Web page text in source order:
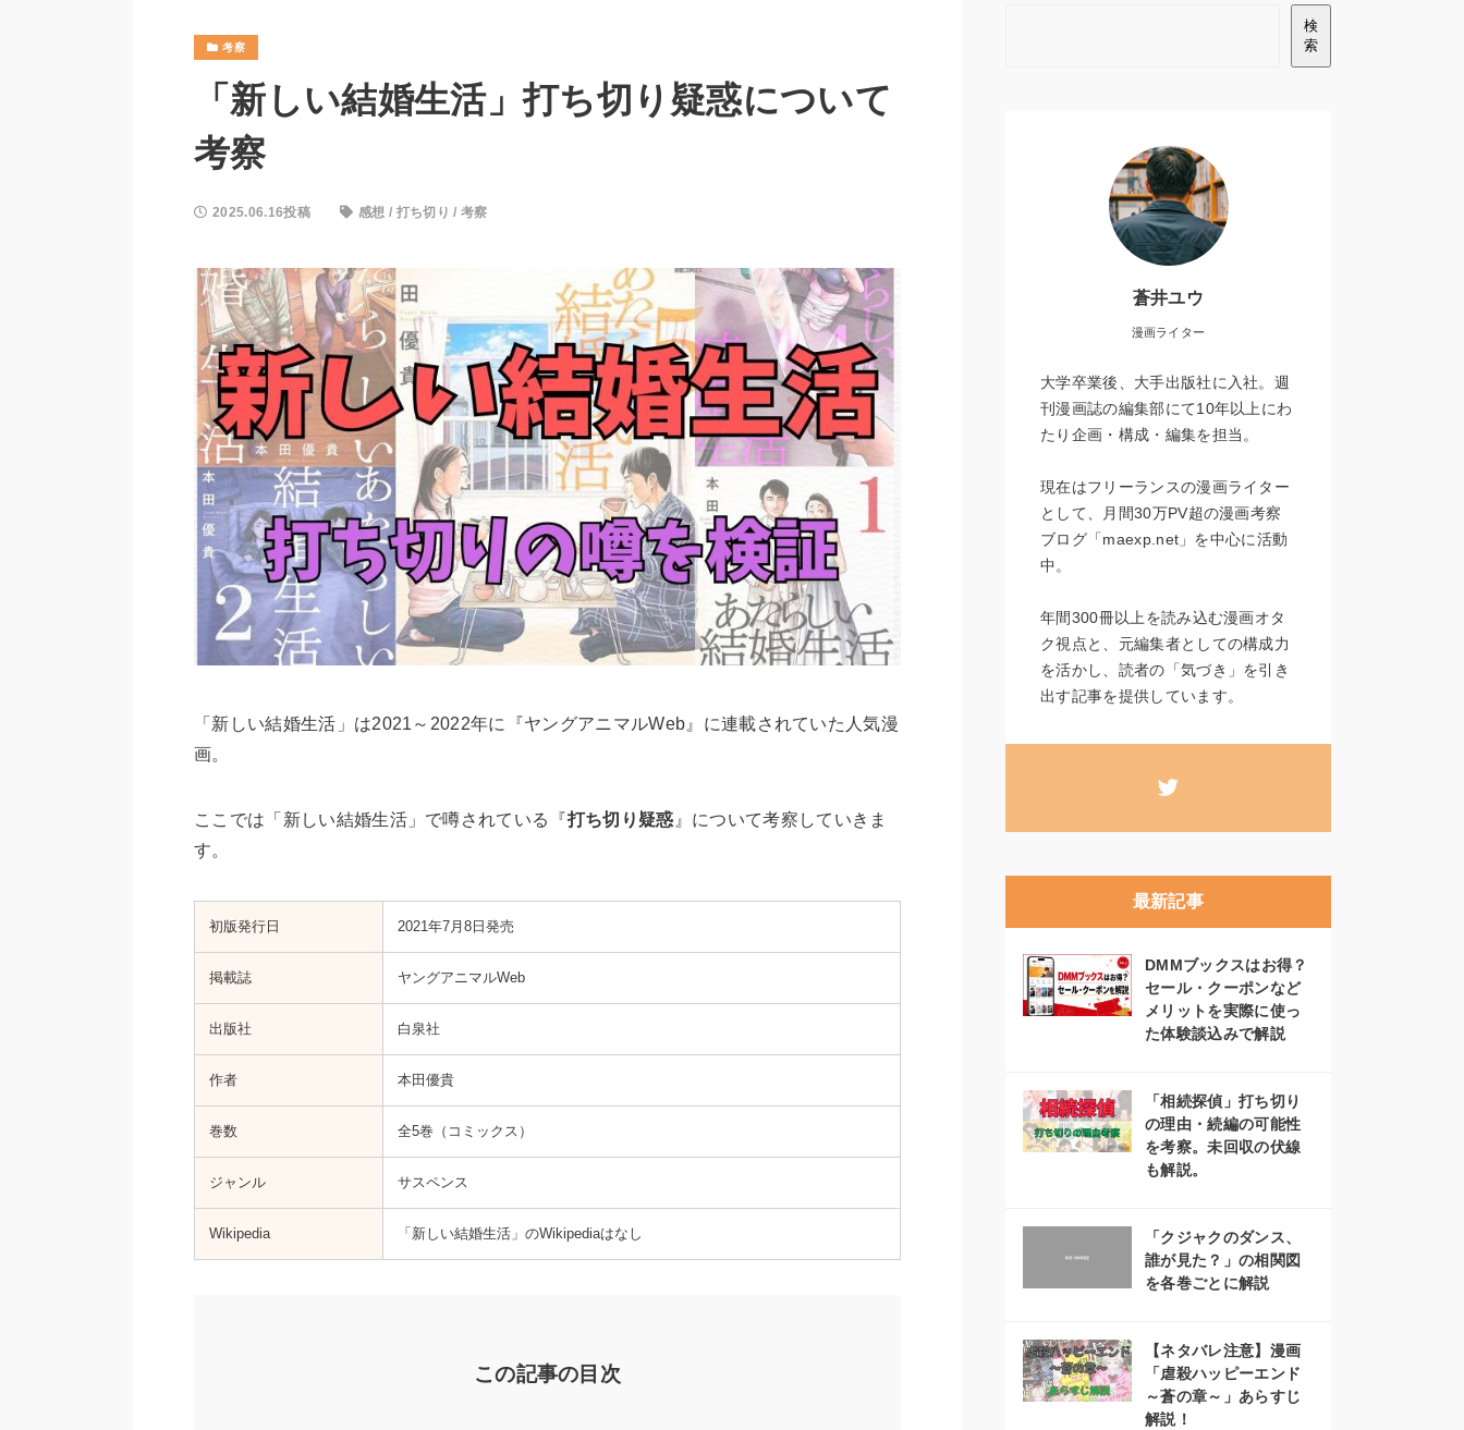
考察
「新しい結婚生活」打ち切り疑惑について
考察
2025.06.16投稿 感想 / 打ち切り / 考察
「新しい結婚生活」は2021～2022年に『ヤングアニマルWeb』に連載されていた人気漫
画。
ここでは「新しい結婚生活」で噂されている『打ち切り疑惑 』について考察していきま
す。
初版発行日 2021年7月8日発売
掲載誌 ヤングアニマルWeb
出版社 白泉社
作者 本田優貴
巻数 全5巻（コミックス）
ジャンル サスペンス
Wikipedia 「新しい結婚生活」のWikipediaはなし
この記事の目次
検
索
蒼井ユウ
漫画ライター
大学卒業後、大手出版社に入社。週
刊漫画誌の編集部にて10年以上にわ
たり企画・構成・編集を担当。
現在はフリーランスの漫画ライター
として、月間30万PV超の漫画考察
ブログ「maexp.net」を中心に活動
中。
年間300冊以上を読み込む漫画オタ
ク視点と、元編集者としての構成力
を活かし、読者の「気づき」を引き
出す記事を提供しています。
最新記事
DMMブックスはお得？
セール・クーポンなど
メリットを実際に使っ
た体験談込みで解説
「相続探偵」打ち切り
の理由・続編の可能性
を考察。未回収の伏線
も解説。
「クジャクのダンス、
誰が見た？」の相関図
を各巻ごとに解説
【ネタバレ注意】漫画
「虐殺ハッピーエンド
～蒼の章～」あらすじ
解説！